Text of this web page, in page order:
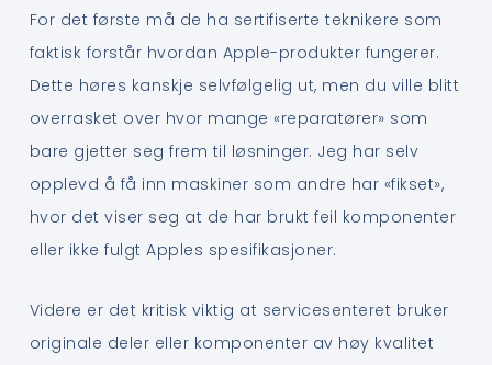
For det første må de ha sertifiserte teknikere som
faktisk forstår hvordan Apple-produkter fungerer.
Dette høres kanskje selvfølgelig ut, men du ville blitt
overrasket over hvor mange «reparatører» som
bare gjetter seg frem til løsninger. Jeg har selv
opplevd å få inn maskiner som andre har «fikset»,
hvor det viser seg at de har brukt feil komponenter
eller ikke fulgt Apples spesifikasjoner.
Videre er det kritisk viktig at servicesenteret bruker
originale deler eller komponenter av høy kvalitet